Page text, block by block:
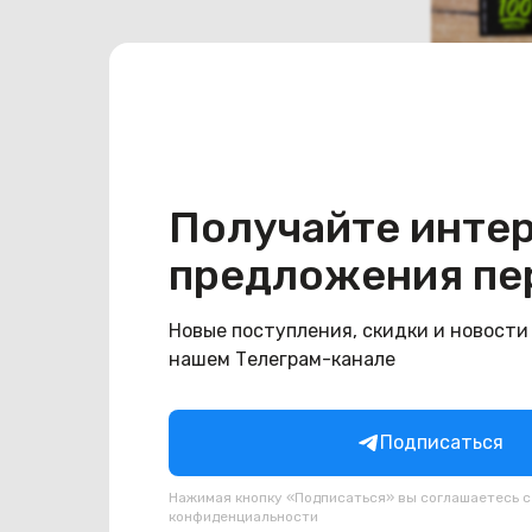
Получайте
предложения
Новые поступления, скидки и
нашем Телеграм-канале
Подписаться
Нажимая кнопку «Подписаться» вы соглашаетесь
конфиденциальности
20BYN 25